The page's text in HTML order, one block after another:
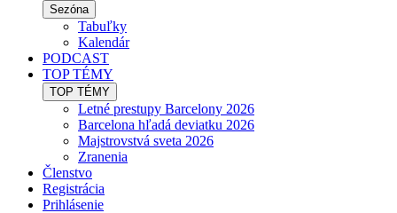
Sezóna
Tabuľky
Kalendár
PODCAST
TOP TÉMY
TOP TÉMY
Letné prestupy Barcelony 2026
Barcelona hľadá deviatku 2026
Majstrovstvá sveta 2026
Zranenia
Členstvo
Registrácia
Prihlásenie